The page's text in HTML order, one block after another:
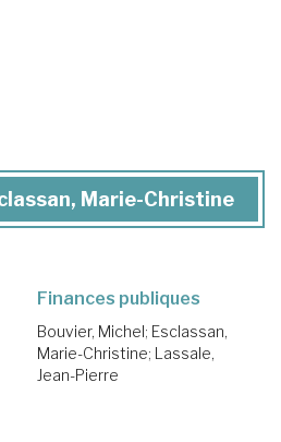
Marie-Christine
Finances publiques
Bouvier, Michel; Esclassan,
Marie-Christine; Lassale,
Jean-Pierre